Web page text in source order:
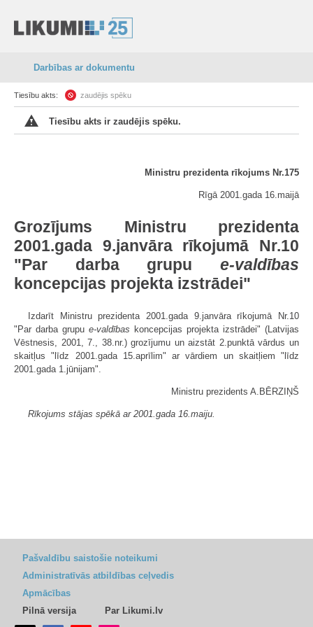
Darbības ar dokumentu
Tiesību akts: zaudējis spēku
Tiesību akts ir zaudējis spēku.
Ministru prezidenta rīkojums Nr.175
Rīgā 2001.gada 16.maijā
Grozījums Ministru prezidenta
2001.gada 9.janvāra rīkojumā Nr.10
"Par darba grupu e-valdības
koncepcijas projekta izstrādei"
Izdarīt Ministru prezidenta 2001.gada 9.janvāra rīkojumā Nr.10
"Par darba grupu e-valdības koncepcijas projekta izstrādei" (Latvijas
Vēstnesis, 2001, 7., 38.nr.) grozījumu un aizstāt 2.punktā vārdus un
skaitļus "līdz 2001.gada 15.aprīlim" ar vārdiem un skaitļiem "līdz
2001.gada 1.jūnijam".
Ministru prezidents A.BĒRZIŅŠ
Rīkojums stājas spēkā ar 2001.gada 16.maiju.
Pašvaldību saistošie noteikumi
Administratīvās atbildības ceļvedis
Apmācības
Pilnā versija
Par Likumi.lv